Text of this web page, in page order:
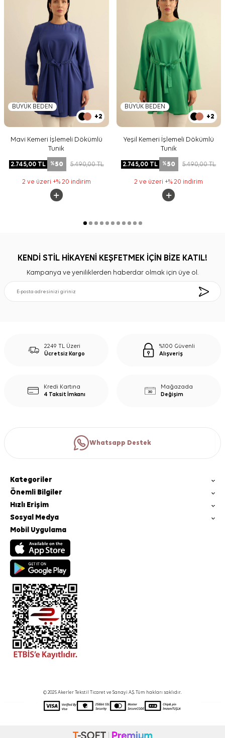
BÜYÜK BEDEN
+2
Mavi Kemeri İşlemeli Dökümlü
Tunik
2.745,00TL %50 5.490,00TL
2 ve üzeri +% 20 indirim
BÜYÜK BEDEN
+2
Yeşil Kemeri İşlemeli Dökümlü
Tunik
2.745,00 TL %50 5.490,00TL
2 ve üzeri +% 20 indirim
KENDİ STİL HİKAYENİ KEŞFETMEK İÇİN BİZE KATIL!
Kampanya ve yeniliklerden haberdar olmak için üye ol.
2249 TL Üzeri
Ücretsiz Kargo
%100 Güvenli
Alışveriş
Kredi Kartına
4 Taksit İmkanı
Mağazada
Değişim
Whatsapp Destek
Kategoriler
Önemli Bilgiler
Hızlı Erişim
Sosyal Medya
Mobil Uygulama
© 2025 Akerler Tekstil Ticaret ve Sanayi A.Ş. Tüm hakları saklıdır.